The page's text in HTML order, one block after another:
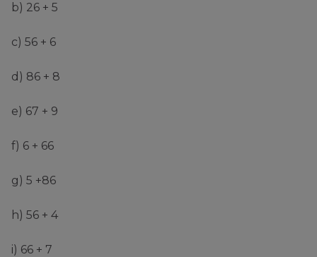
b) 26 + 5
c) 56 + 6
d) 86 + 8
e) 67 + 9
f) 6 + 66
g) 5 +86
h) 56 + 4
i) 66 + 7